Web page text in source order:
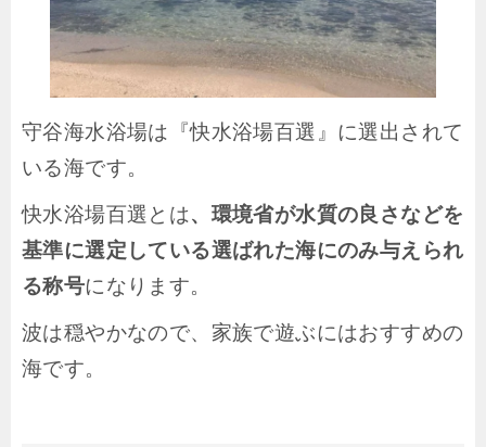
守谷海水浴場は『快水浴場百選』に選出されて
いる海です。
快水浴場百選とは、環境省が水質の良さなどを
基準に選定している選ばれた海にのみ与えられ
る称号になります。
波は穏やかなので、家族で遊ぶにはおすすめの
海です。